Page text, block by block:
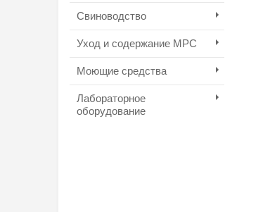
Свиноводство
Уход и содержание МРС
Моющие средства
Лабораторное
оборудование